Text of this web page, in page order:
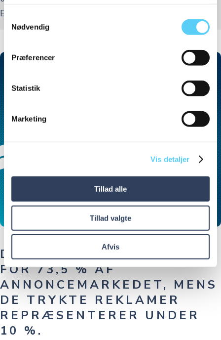
Samtykkevalg
Nødvendig
Præferencer
Statistik
Marketing
Vis detaljer
Tillad alle
Tillad valgte
Afvis
Erhverv
DIGITALE REKLAMER STÅR
FOR 73,5 % AF
ANNONCEMARKEDET, MENS
DE TRYKTE REKLAMER
REPRÆSENTERER UNDER
10 %.